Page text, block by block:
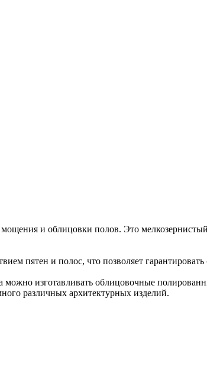
и облицовки полов. Это
пятен и полос, что позволяет
можно изготавливать облицовочные
различных архитектурных изделий.